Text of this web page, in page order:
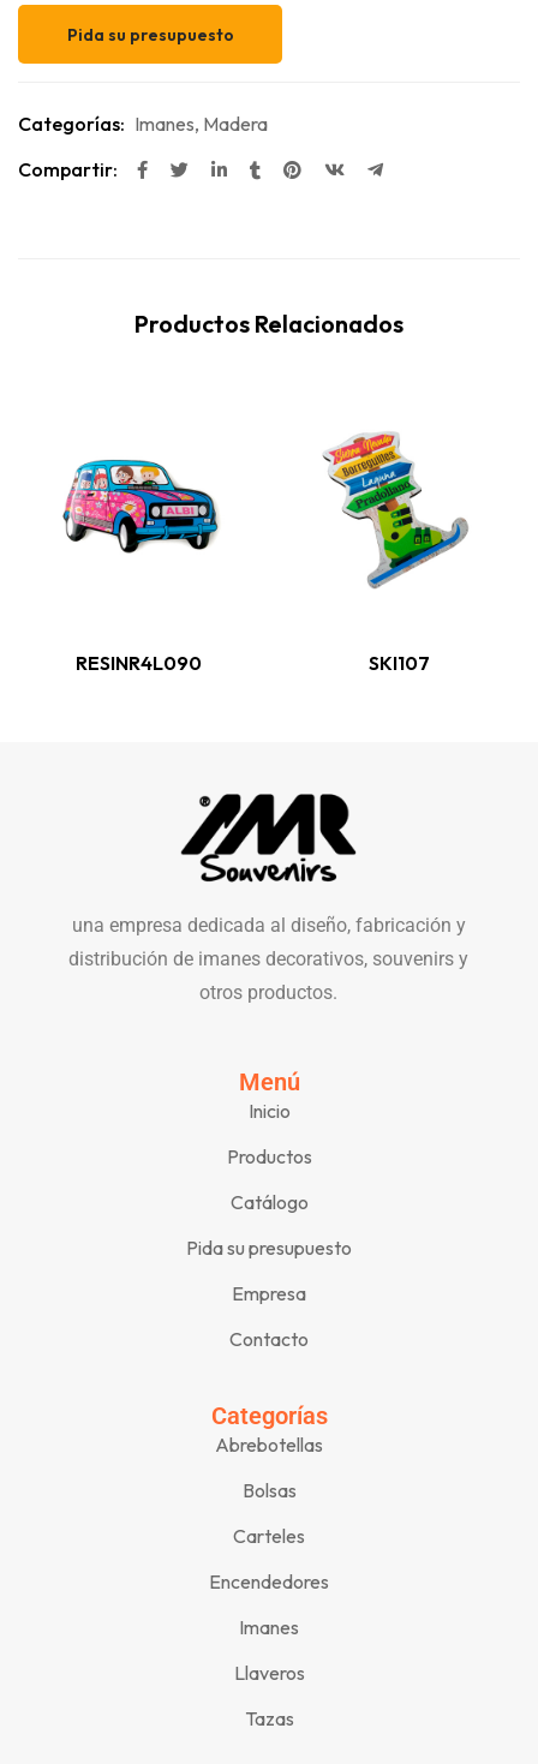
Pida su presupuesto
Categorías: Imanes, Madera
Compartir:
Productos Relacionados
RESINR4L090 SKI107
una empresa dedicada al diseño, fabricación y
distribución de imanes decorativos, souvenirs y
otros productos.
Menú
Inicio
Productos
Catálogo
Pida su presupuesto
Empresa
Contacto
Categorías
Abrebotellas
Bolsas
Carteles
Encendedores
Imanes
Llaveros
Tazas